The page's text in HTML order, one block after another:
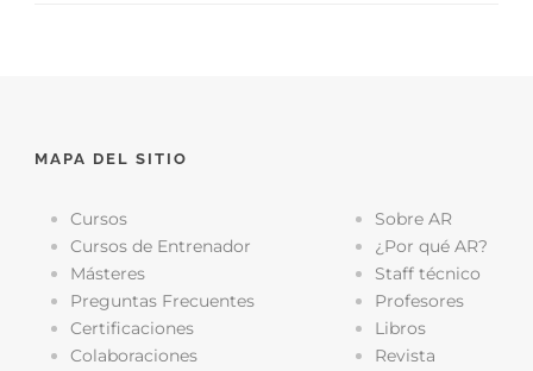
MAPA DEL SITIO
Cursos
Cursos de Entrenador
Másteres
Preguntas Frecuentes
Certificaciones
Colaboraciones
Sobre AR
¿Por qué AR?
Staff técnico
Profesores
Libros
Revista